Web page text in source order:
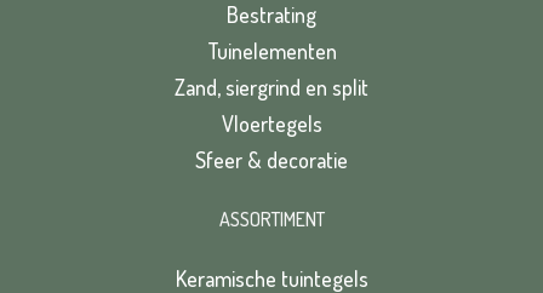
Bestrating
Tuinelementen
Zand, siergrind en split
Vloertegels
Sfeer & decoratie
ASSORTIMENT
Keramische tuintegels